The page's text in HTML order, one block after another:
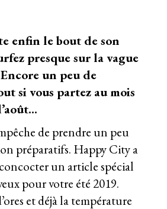
enfin le bout de son
presque sur la vague
un peu de
si vous partez au mois
de prendre un peu
préparatifs. Happy City a
un article spécial
pour votre été 2019.
et déjà la température